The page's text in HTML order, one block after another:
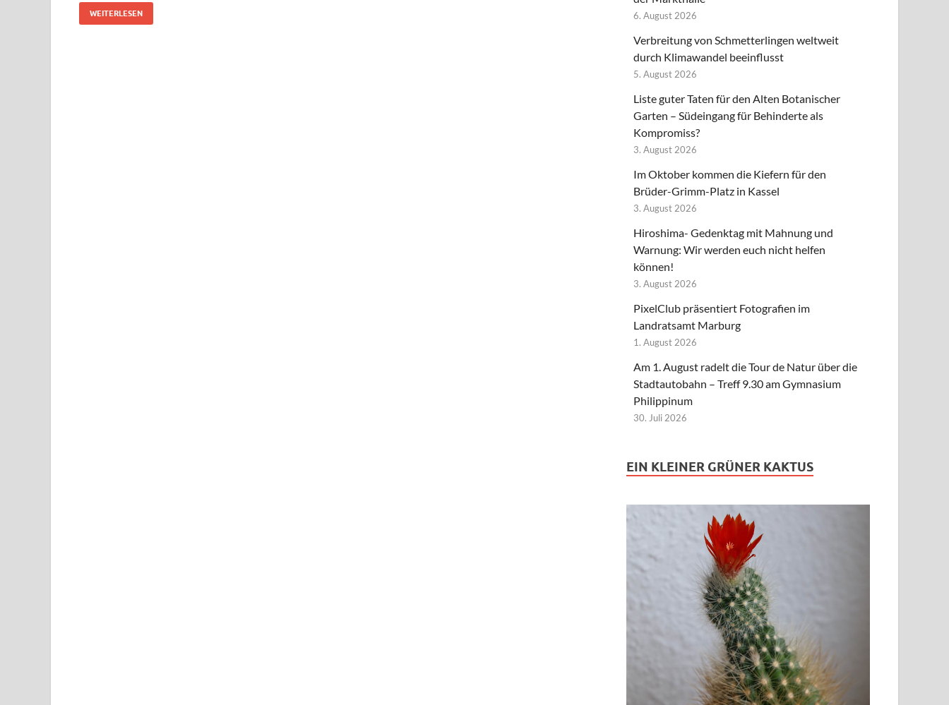
WEITERLESEN 6. August 2026
Verbreitung von Schmetterlingen weltweit
durch Klimawandel beeinflusst
5. August 2026
Liste guter Taten für den Alten Botanischer
Garten – Südeingang für Behinderte als
Kompromiss?
3. August 2026
Im Oktober kommen die Kiefern für den
Brüder-Grimm-Platz in Kassel
3. August 2026
Hiroshima- Gedenktag mit Mahnung und
Warnung: Wir werden euch nicht helfen
können!
3. August 2026
PixelClub präsentiert Fotografien im
Landratsamt Marburg
1. August 2026
Am 1. August radelt die Tour de Natur über die
Stadtautobahn – Treff 9.30 am Gymnasium
Philippinum
30. Juli 2026
EIN KLEINER GRÜNER KAKTUS